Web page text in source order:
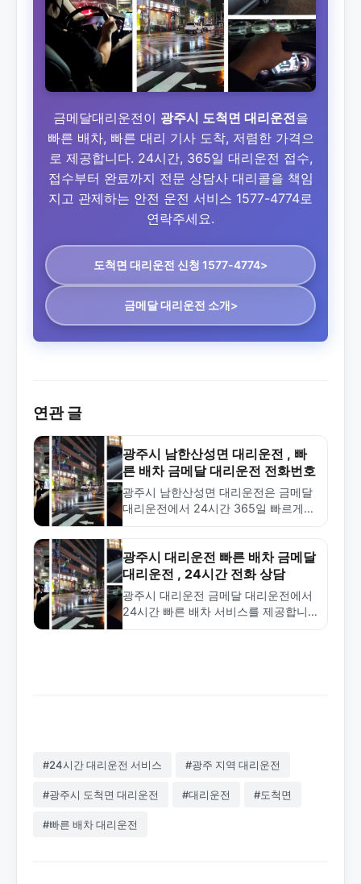
금메달대리운전이 광주시 도척면 대리운전을
빠른 배차, 빠른 대리 기사 도착, 저렴한 가격으
로 제공합니다. 24시간, 365일 대리운전 접수,
접수부터 완료까지 전문 상담사 대리콜을 책임
지고 관제하는 안전 운전 서비스 1577-4774로
연락주세요.
도척면 대리운전 신청 1577-4774>
금메달 대리운전 소개>
연관 글
광주시 남한산성면 대리운전 , 빠
른 배차 금메달 대리운전 전화번호
광주시 남한산성면 대리운전은 금메달
대리운전에서 24시간 365일 빠르게
1577-4774로 문의하세요.
광주시 대리운전 빠른 배차 금메달
대리운전 , 24시간 전화 상담
광주시 대리운전 금메달 대리운전에서
24시간 빠른 배차 서비스를 제공합니
#24시간 대리운전 서비스 #광주 지역 대리운전
#광주시 도척면 대리운전 #대리운전 #도척면
#빠른 배차 대리운전